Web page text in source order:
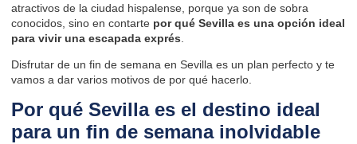
atractivos de la ciudad hispalense, porque ya son de sobra
conocidos, sino en contarte por qué Sevilla es una opción ideal
para vivir una escapada exprés
Disfrutar de un fin de semana en Sevilla es un plan perfecto y te
vamos a dar varios motivos de por qué hacerlo.
Por qué Sevilla es el destino ideal
para un fin de semana inolvidable